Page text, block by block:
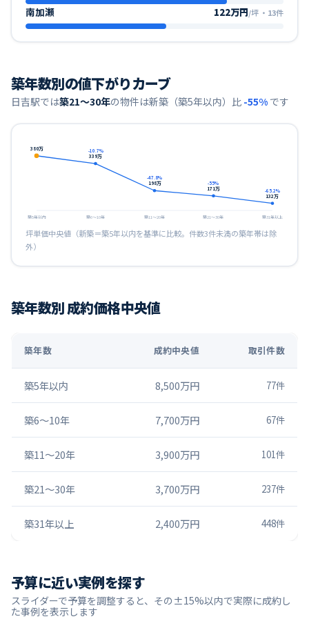
南加瀬 122万円/坪 ・ 13件
築年数別の値下がりカーブ
日吉駅では築21〜30年の物件は新築（築5年以内）比 -55% です
380万
築5年以内
339万
-10.7%
築6〜10年
198万
-47.8%
築11〜20年
171万
-55%
築21〜30年
132万
-65.2%
築31年以上
坪単価中央値（新築＝築5年以内を基準に比較。件数3件未満の築年帯は除
外）
築年数別 成約価格中央値
築年数 成約中央値 取引件数
築5年以内 8,500万円 77件
築6〜10年 7,700万円 67件
築11〜20年 3,900万円 101件
築21〜30年 3,700万円 237件
築31年以上 2,400万円 448件
予算に近い実例を探す
スライダーで予算を調整すると、その±15%以内で実際に成約し
た事例を表示します